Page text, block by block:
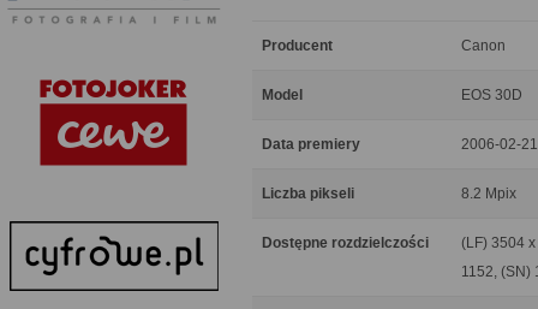
Producent Canon
Model EOS 30D
Data premiery 2006-02-21
Liczba pikseli 8.2 Mpix
Dostępne rozdzielczości
(LF) 3504
1152, (SN)